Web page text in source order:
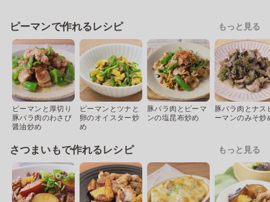
ピーマンで作れるレシピ もっと見る
ピーマンと厚切り
豚バラ肉のわさび
醤油炒め
ピーマンとツナと
卵のオイスター炒
め
豚バラ肉とピーマ
ンの塩昆布炒め
豚バラ肉とナス
ーマンのみそ炒
さつまいもで作れるレシピ もっと見る